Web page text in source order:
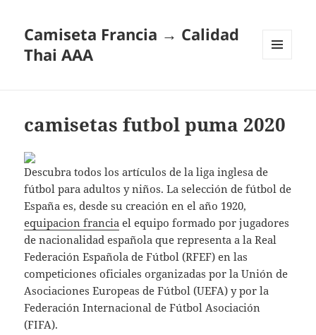
Camiseta Francia → Calidad
Thai AAA
camisetas futbol puma 2020
Descubra todos los artículos de la liga inglesa de
fútbol para adultos y niños. La selección de fútbol de
España es, desde su creación en el año 1920,
equipacion francia el equipo formado por jugadores
de nacionalidad española que representa a la Real
Federación Española de Fútbol (RFEF) en las
competiciones oficiales organizadas por la Unión de
Asociaciones Europeas de Fútbol (UEFA) y por la
Federación Internacional de Fútbol Asociación
(FIFA).